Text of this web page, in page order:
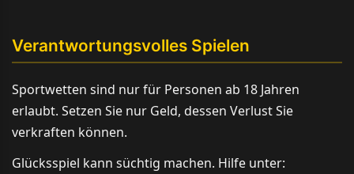
Verantwortungsvolles Spielen
Sportwetten sind nur für Personen ab 18 Jahren
erlaubt. Setzen Sie nur Geld, dessen Verlust Sie
verkraften können.
Glücksspiel kann süchtig machen. Hilfe unter: